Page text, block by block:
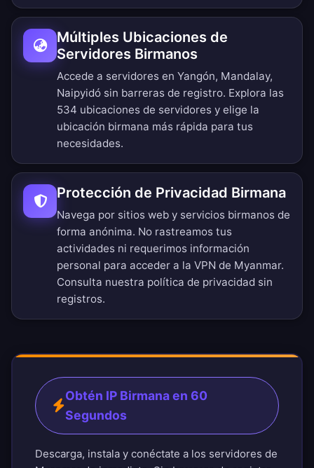
Múltiples Ubicaciones de
Servidores Birmanos
Accede a servidores en Yangón, Mandalay,
Naipyidó sin barreras de registro. Explora las
534 ubicaciones de servidores y elige la
ubicación birmana más rápida para tus
necesidades.
Protección de Privacidad Birmana
Navega por sitios web y servicios birmanos de
forma anónima. No rastreamos tus
actividades ni requerimos información
personal para acceder a la VPN de Myanmar.
Consulta nuestra política de privacidad sin
registros.
Obtén IP Birmana en 60
Segundos
Descarga, instala y conéctate a los servidores de